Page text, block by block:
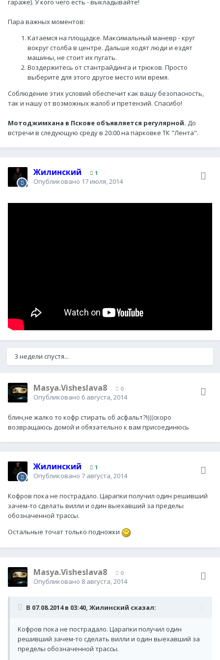
гараже). У кого чего есть - выкладывайте!
Пара важных моментов:
Катаемся на площадке. Максимальный маневр - круг
вокруг столба в центре. Дальше ходят люди и ездят
машины, не стоит их пугать.
Воздержитесь от стантрайдинга и трюков. Просто
выберите для этого другое место или время.
Соблюдение этих условий обеспечит как вашу безопасность,
так и нашу от возможных жалоб и претензий. Спасибо!
Мотоджимхана в Пскове объявляется регулярной. До
встречи в следующую среду в 20:00 на парковке ТК "Лента".
Жилинский 1
Опубликовано 17 июля, 2014
3 недели спустя...
Masya.Visheslava8 0
Опубликовано 6 августа, 2014
блин,не жалко то кофр стирать об асфальт?!(((скоро
возвращаюсь домой и обязательно к вам присоединюсь
Жилинский 1
Опубликовано 7 августа, 2014
Кофров пока не пострадало. Царапки получил один решивший
зачем-то сделать вилли и один выехавший за пределы
обозначенной трассы.
Остальные точат только подножки
Masya.Visheslava8 0
Опубликовано 8 августа, 2014
В 07.08.2014 в 03:40, Жилинский сказал:
Кофров пока не пострадало. Царапки получил один
решивший зачем-то сделать вилли и один выехавший за
пределы обозначенной трассы.